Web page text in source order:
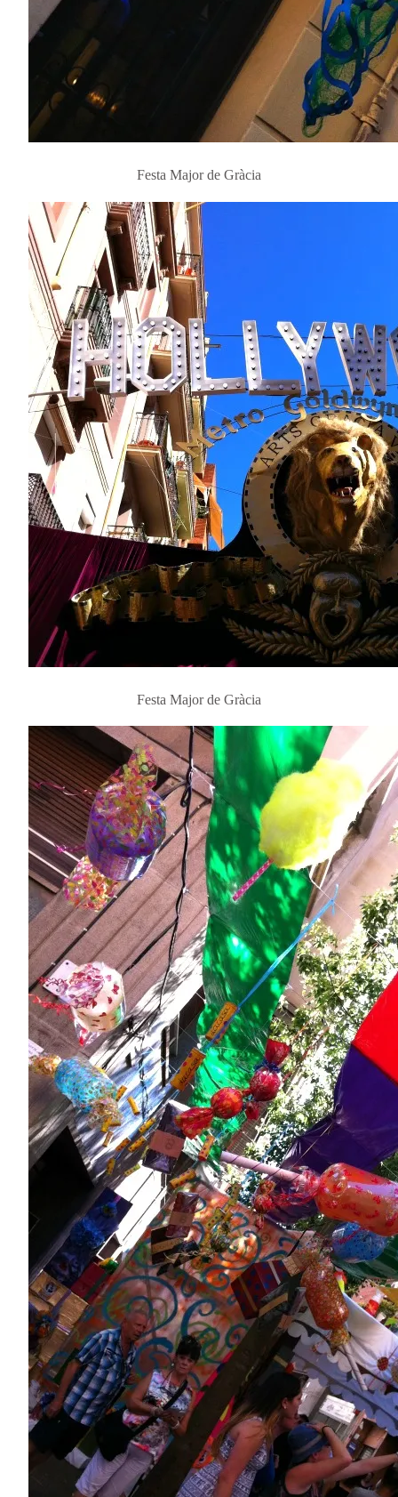
Festa Major de Gràcia
Festa Major de Gràcia